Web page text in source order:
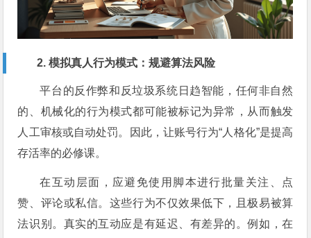
2. 模拟真人行为模式：规避算法风险
平台的反作弊和反垃圾系统日趋智能，任何非自然
的、机械化的行为模式都可能被标记为异常，从而触发
人工审核或自动处罚。因此，让账号行为“人格化”是提高
存活率的必修课。
在互动层面，应避免使用脚本进行批量关注、点
赞、评论或私信。这些行为不仅效果低下，且极易被算
法识别。真实的互动应是有延迟、有差异的。例如，在